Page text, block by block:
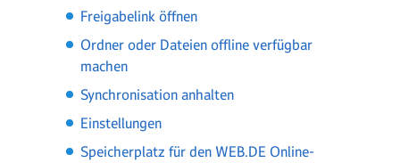
Freigabelink öffnen
Ordner oder Dateien offline verfügbar
machen
Synchronisation anhalten
Einstellungen
Speicherplatz für den WEB.DE Online-